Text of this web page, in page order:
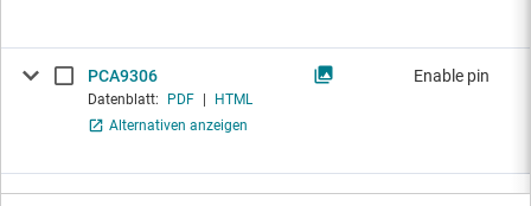
PCA9306
Datenblatt: PDF
HTML
Alternativen anzeigen
Enable pin